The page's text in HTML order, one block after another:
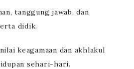
tanggung jawab, dan
didik.
keagamaan dan akhlakul
sehari-hari.